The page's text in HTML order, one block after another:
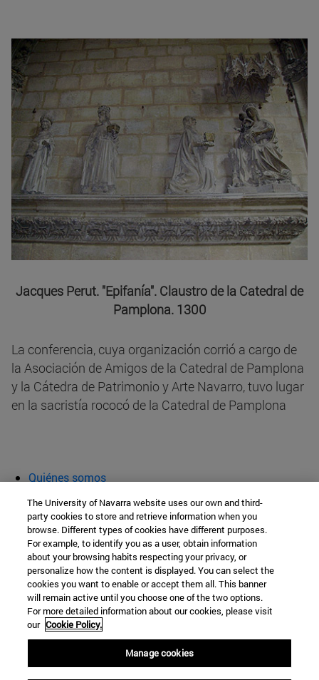
Jacques Perut. "Epifanía". Claustro de la Catedral de
Pamplona. 1300
La conferencia, cuya organización corrió a cargo de
la Asociación de Amigos de la Catedral de Pamplona
y la Cátedra de Patrimonio y Arte Navarro, tuvo lugar
en la sacristía rococó de la Catedral de Pamplona
Quiénes somos
Aula abierta
Cátedra de Patrimonio y Arte Navarro
Facultad de Filosofía y Letras
Campus Universitario s/n
Navarra
España
The University of Navarra website uses our own and third-
party cookies to store and retrieve information when you
browse. Different types of cookies have different purposes.
For example, to identify you as a user, obtain information
about your browsing habits respecting your privacy, or
personalize how the content is displayed. You can select the
cookies you want to enable or accept them all. This banner
will remain active until you choose one of the two options.
For more detailed information about our cookies, please visit
our Cookie Policy.
Manage cookies